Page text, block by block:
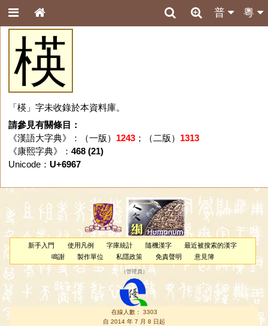
粵
普
楧
「楧」字未收錄於本資料庫。
請參見有關條目：
《漢語大字典》：（一版） 1243；（二版） 1313
《康熙字典》： 468 (21)
Unicode： U+6967
新手入門 使用凡例 字庫統計 隨機漢字
最近被搜索的漢字
鳴謝
製作單位 私隱政策 免責聲明 意見簿
（管理員 ）
在線人數： 3303
自 2014 年 7 月 8 日起